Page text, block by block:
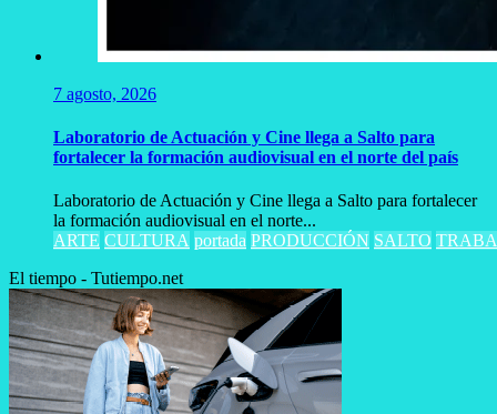
7 agosto, 2026
Laboratorio de Actuación y Cine llega a Salto para
fortalecer la formación audiovisual en el norte del país
Laboratorio de Actuación y Cine llega a Salto para fortalecer
la formación audiovisual en el norte...
ARTE CULTURA portada PRODUCCIÓN SALTO
El tiempo - Tutiempo.net